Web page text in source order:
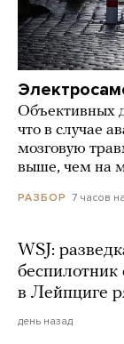
Объективных
что в случае
мозговую
выше, чем на
РАЗБОР 7 часов
WSJ:
в Лейпциге
день назад